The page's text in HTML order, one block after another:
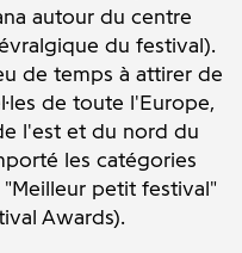
autour du centre
du festival).
de temps à attirer de
de toute l'Europe,
l'est et du nord du
les catégories
petit festival"
Awards).